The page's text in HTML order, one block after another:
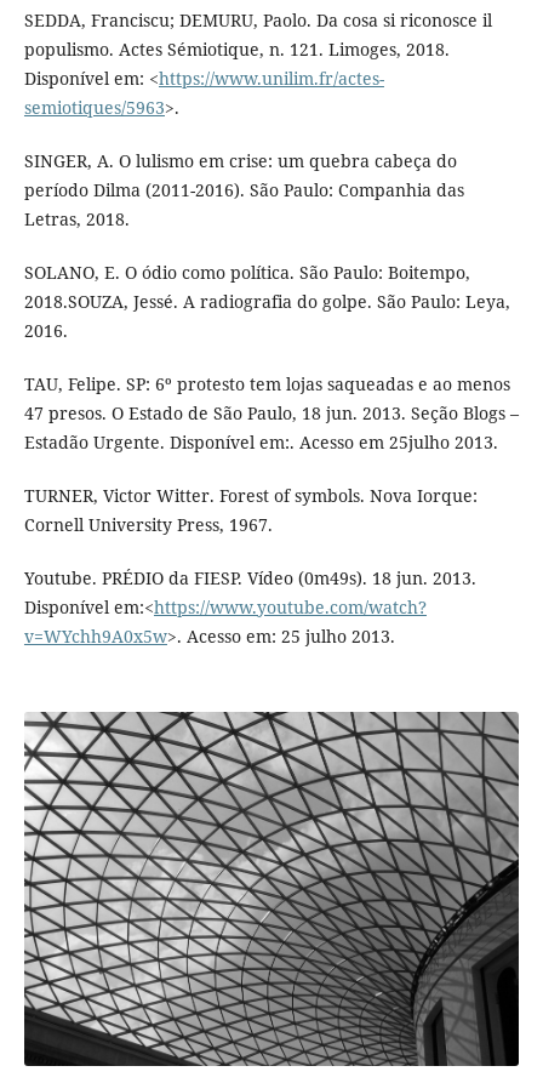
SEDDA, Franciscu; DEMURU, Paolo. Da cosa si riconosce il
populismo. Actes Sémiotique, n. 121. Limoges, 2018.
Disponível em: <https://www.unilim.fr/actes-
semiotiques/5963>.
SINGER, A. O lulismo em crise: um quebra cabeça do
período Dilma (2011-2016). São Paulo: Companhia das
Letras, 2018.
SOLANO, E. O ódio como política. São Paulo: Boitempo,
2018.SOUZA, Jessé. A radiografia do golpe. São Paulo: Leya,
2016.
TAU, Felipe. SP: 6º protesto tem lojas saqueadas e ao menos
47 presos. O Estado de São Paulo, 18 jun. 2013. Seção Blogs –
Estadão Urgente. Disponível em:. Acesso em 25julho 2013.
TURNER, Victor Witter. Forest of symbols. Nova Iorque:
Cornell University Press, 1967.
Youtube. PRÉDIO da FIESP. Vídeo (0m49s). 18 jun. 2013.
Disponível em:<https://www.youtube.com/watch?
v=WYchh9A0x5w>. Acesso em: 25 julho 2013.